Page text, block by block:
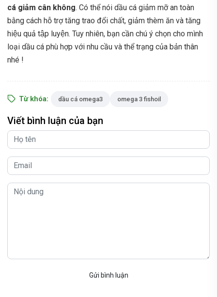
cá giảm cân không. Có thể nói dầu cá giảm mỡ an toàn
bằng cách hỗ trợ tăng trao đổi chất, giảm thèm ăn và tăng
hiệu quả tập luyện. Tuy nhiên, bạn cần chú ý chọn cho mình
loại dầu cá phù hợp với nhu cầu và thể trạng của bản thân
nhé !
Từ khóa: dầu cá omega3 omega 3 fishoil
Viết bình luận của bạn
Gửi bình luận